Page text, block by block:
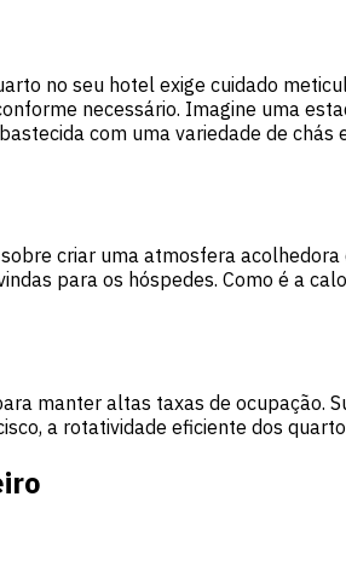
no seu hotel exige cuidado
necessário. Imagine uma
com uma variedade de
criar uma atmosfera
para os hóspedes. Como é a
manter altas taxas de ocupação.
a rotatividade eficiente dos